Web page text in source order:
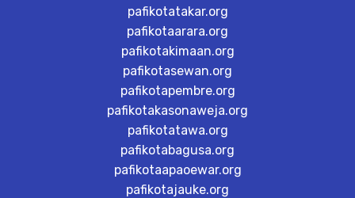
pafikotatakar.org
pafikotaarara.org
pafikotakimaan.org
pafikotasewan.org
pafikotapembre.org
pafikotakasonaweja.org
pafikotatawa.org
pafikotabagusa.org
pafikotaapaoewar.org
pafikotajauke.org